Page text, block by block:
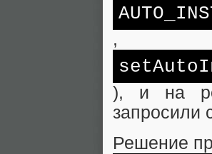
AUTO_I
,
set
), и на
запросили
Решение